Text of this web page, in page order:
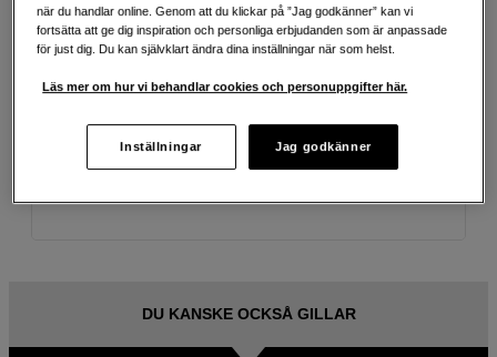
Teknisk info
Recensioner & Frågor och svar
DU KANSKE OCKSÅ GILLAR
när du handlar online. Genom att du klickar på ”Jag godkänner” kan vi
fortsätta att ge dig inspiration och personliga erbjudanden som är anpassade
för just dig. Du kan självklart ändra dina inställningar när som helst.
Läs mer om hur vi behandlar cookies och personuppgifter här.
Inställningar Jag godkänner